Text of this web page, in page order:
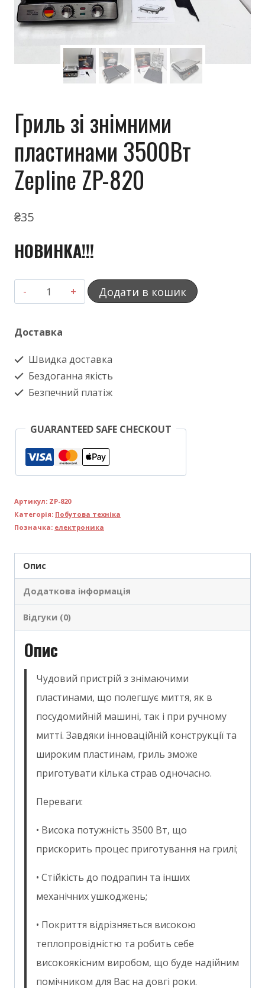
Гриль зі знімними
пластинами 3500Вт
Zepline ZP-820
₴35
НОВИНКА!!!
Гриль
зі
3500Вт
Zepline
Додати в кошик
Доставка
Швидка доставка
Бездоганна якість
Безпечний платіж
GUARANTEED SAFE CHECKOUT
Артикул: ZP-820
Категорія: Побутова техніка
Позначка: електроника
Опис
Додаткова інформація
Відгуки (0)
Опис
Чудовий пристрій з знімаючими
пластинами, що полегшує миття, як в
посудомийній машині, так і при ручному
митті. Завдяки інноваційній конструкції та
широким пластинам, гриль зможе
приготувати кілька страв одночасно.
Переваги:
• Висока потужність 3500 Вт, що
прискорить процес приготування на грилі;
• Стійкість до подрапин та інших
механічних ушкоджень;
• Покриття відрізняється високою
теплопровідністю та робить себе
високоякісним виробом, що буде надійним
помічником для Вас на довгі роки.